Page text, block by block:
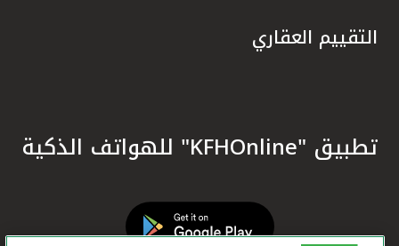
التقييم العقاري
تطبيق "KFHOnline" للهواتف الذكية